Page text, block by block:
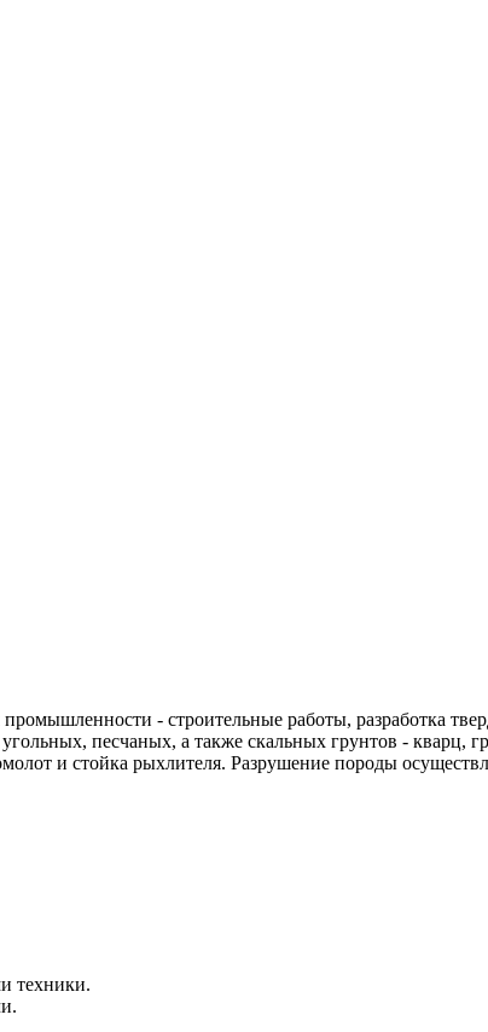
- строительные работы, разработка
песчаных, а также скальных грунтов - кварц,
и стойка рыхлителя. Разрушение породы
техники.